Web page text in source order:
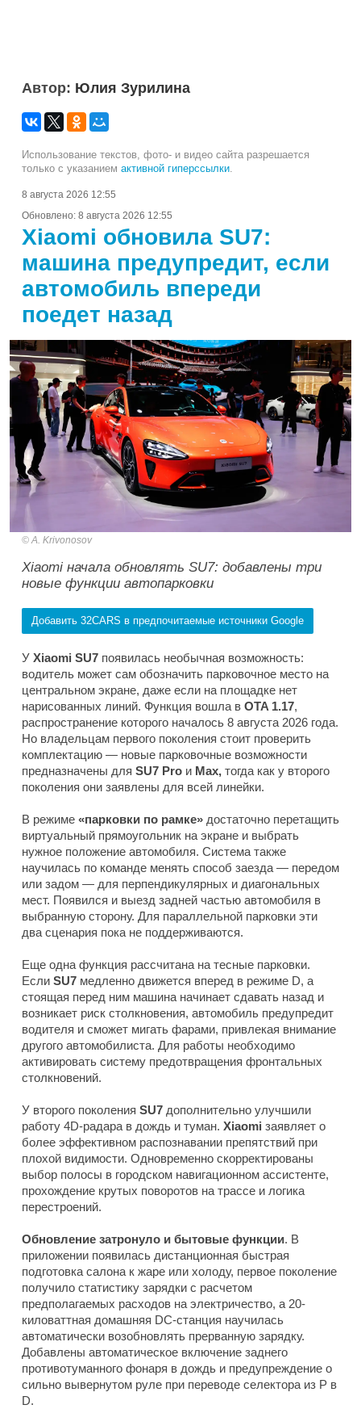
Автор: Юлия Зурилина
Использование текстов, фото- и видео сайта разрешается
только с указанием активной гиперссылки.
8 августа 2026 12:55
Обновлено: 8 августа 2026 12:55
Xiaomi обновила SU7:
машина предупредит, если
автомобиль впереди
поедет назад
A. Krivonosov
Xiaomi начала обновлять SU7: добавлены три
новые функции автопарковки
Добавить 32CARS в предпочитаемые источники Google
У Xiaomi SU7 появилась необычная возможность:
водитель может сам обозначить парковочное место на
центральном экране, даже если на площадке нет
нарисованных линий. Функция вошла в OTA 1.17,
распространение которого началось 8 августа 2026 года.
Но владельцам первого поколения стоит проверить
комплектацию — новые парковочные возможности
предназначены для SU7 Pro и Max, тогда как у второго
поколения они заявлены для всей линейки.
В режиме «парковки по рамке» достаточно перетащить
виртуальный прямоугольник на экране и выбрать
нужное положение автомобиля. Система также
научилась по команде менять способ заезда — передом
или задом — для перпендикулярных и диагональных
мест. Появился и выезд задней частью автомобиля в
выбранную сторону. Для параллельной парковки эти
два сценария пока не поддерживаются.
Еще одна функция рассчитана на тесные парковки.
Если SU7 медленно движется вперед в режиме D, а
стоящая перед ним машина начинает сдавать назад и
возникает риск столкновения, автомобиль предупредит
водителя и сможет мигать фарами, привлекая внимание
другого автомобилиста. Для работы необходимо
активировать систему предотвращения фронтальных
столкновений.
У второго поколения SU7 дополнительно улучшили
работу 4D-радара в дождь и туман. Xiaomi заявляет о
более эффективном распознавании препятствий при
плохой видимости. Одновременно скорректированы
выбор полосы в городском навигационном ассистенте,
прохождение крутых поворотов на трассе и логика
перестроений.
Обновление затронуло и бытовые функции. В
приложении появилась дистанционная быстрая
подготовка салона к жаре или холоду, первое поколение
получило статистику зарядки с расчетом
предполагаемых расходов на электричество, а 20-
киловаттная домашняя DC-станция научилась
автоматически возобновлять прерванную зарядку.
Добавлены автоматическое включение заднего
противотуманного фонаря в дождь и предупреждение о
сильно вывернутом руле при переводе селектора из P в
D.